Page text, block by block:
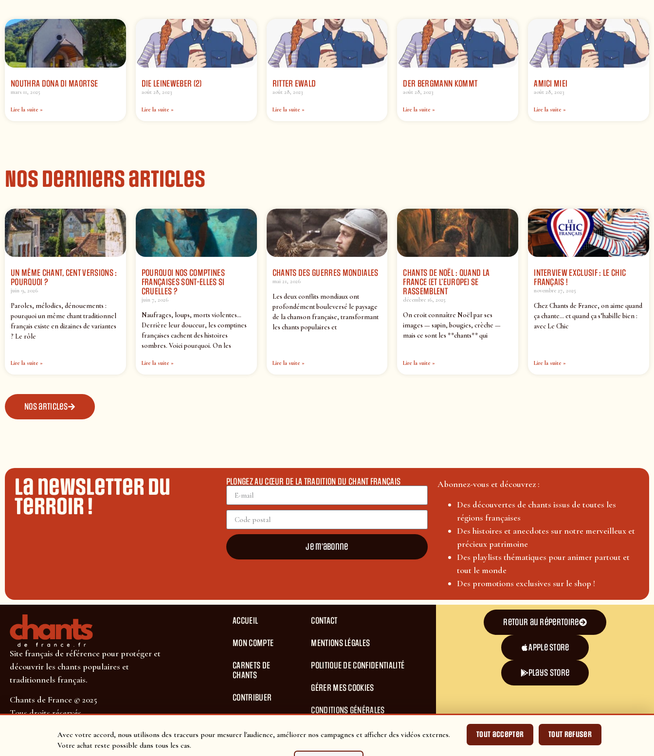
Avec votre accord, nous utilisons des traceurs pour mesurer l'audience, améliorer nos campagnes et afficher des vidéos externes.
Votre achat reste possible dans tous les cas.
Tout accepter Tout refuser
NOUTHRA DONA DI MAORTSE
mars 11, 2025
Lire la suite »
DIE LEINEWEBER (2)
août 28, 2023
Lire la suite »
RITTER EWALD
août 28, 2023
Lire la suite »
DER BERGMANN KOMMT
août 28, 2023
Lire la suite »
AMICI MIEI
août 28, 2023
Lire la suite »
Nos derniers articles
UN MÊME CHANT, CENT VERSIONS :
POURQUOI ?
juin 9, 2026
Paroles, mélodies, dénouements :
pourquoi un même chant traditionnel
français existe en dizaines de variantes
? Le rôle
Lire la suite »
POURQUOI NOS COMPTINES
FRANÇAISES SONT-ELLES SI
CRUELLES ?
juin 7, 2026
Naufrages, loups, morts violentes…
Derrière leur douceur, les comptines
françaises cachent des histoires
sombres. Voici pourquoi. On les
Lire la suite »
CHANTS DES GUERRES MONDIALES
mai 21, 2026
Les deux conflits mondiaux ont
profondément bouleversé le paysage
de la chanson française, transformant
les chants populaires et
Lire la suite »
CHANTS DE NOËL : QUAND LA
FRANCE (ET L’EUROPE) SE
RASSEMBLENT
décembre 16, 2025
On croit connaître Noël par ses
images — sapin, bougies, crèche —
mais ce sont les **chants** qui
Lire la suite »
INTERVIEW EXCLUSIF : LE CHIC
FRANÇAIS !
novembre 27, 2025
Chez Chants de France, on aime quand
ça chante… et quand ça s’habille bien :
avec Le Chic
Lire la suite »
Nos articles
La newsletter du
terroir !
PLONGEZ AU CŒUR DE LA TRADITION DU CHANT FRANÇAIS
Je m'abonne
Abonnez-vous et découvrez :
Des découvertes de chants issus de toutes les
régions françaises
Des histoires et anecdotes sur notre merveilleux et
précieux patrimoine
Des playlists thématiques pour animer partout et
tout le monde
Des promotions exclusives sur le shop !
Site français de référence pour protéger et
découvrir les chants populaires et
traditionnels français.
Chants de France © 2025
Tous droits réservés
SUIVEZ-NOUS POUR NE RIEN MANQUER !
ACCUEIL
MON COMPTE
CARNETS DE
CHANTS
CONTRIBUER
CONTACT
MENTIONS LÉGALES
POLITIQUE DE CONFIDENTIALITÉ
GÉRER MES COOKIES
CONDITIONS GÉNÉRALES
CONDITIONS GÉNÉRALES DE VENTES
Retour au répertoire
Apple Store
plays store